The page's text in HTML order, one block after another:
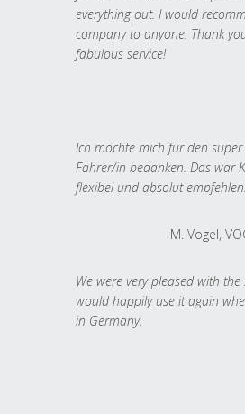
everything out. I would
company to anyone. Thank
fabulous service!
Ich möchte mich für den super
Fahrer/in bedanken. Das war
flexibel und absolut
M. Vogel,
We were very pleased with the
would happily use it again
in Germany.